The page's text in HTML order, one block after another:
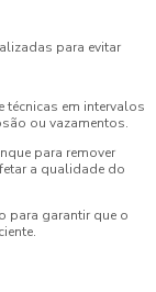
para evitar
técnicas em intervalos
ou vazamentos.
para remover
a qualidade do
para garantir que o